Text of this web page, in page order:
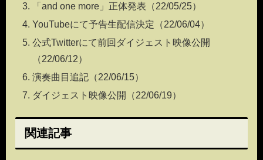
「and one more」正体発表（22/05/25）
YouTubeにて予告生配信決定（22/06/04）
公式Twitterにて前回ダイジェスト映像公開
（22/06/12）
演奏曲目追記（22/06/15）
ダイジェスト映像公開（22/06/19）
関連記事